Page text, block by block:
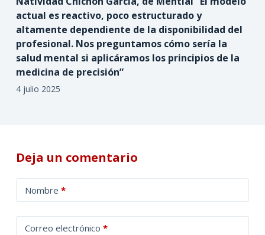
actual es reactivo, poco estructurado y
altamente dependiente de la disponibilidad del
profesional. Nos preguntamos cómo sería la
salud mental si aplicáramos los principios de la
medicina de precisión”
4 julio 2025
Deja un comentario
Nombre *
Correo electrónico *
l
t